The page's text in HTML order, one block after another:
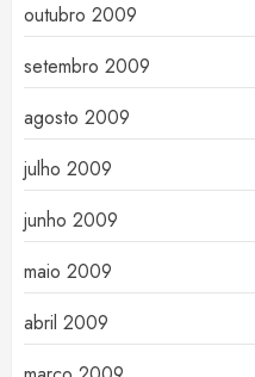
outubro 2009
setembro 2009
agosto 2009
julho 2009
junho 2009
maio 2009
abril 2009